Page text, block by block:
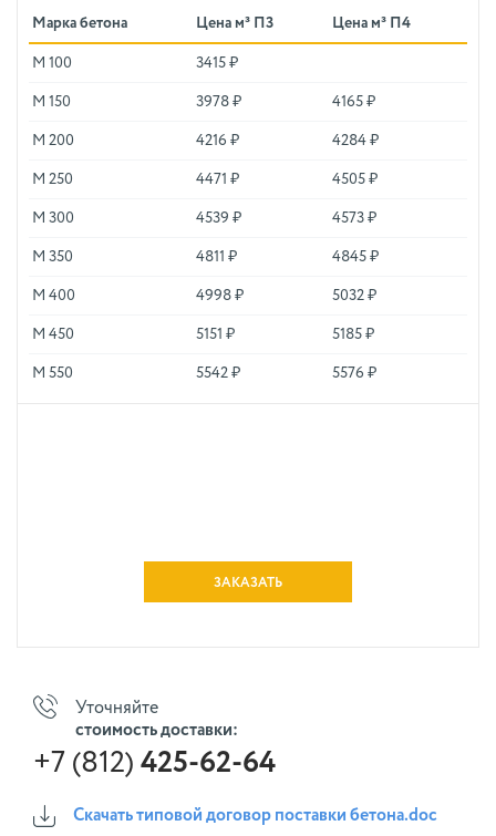
Марка бетона Цена м³ П3 Цена м³ П4
М 100 3415 ₽
М 150 3978 ₽ 4165 ₽
М 200 4216 ₽ 4284 ₽
М 250 4471 ₽ 4505 ₽
М 300 4539 ₽ 4573 ₽
М 350 4811 ₽ 4845 ₽
М 400 4998 ₽ 5032 ₽
М 450 5151 ₽ 5185 ₽
М 550 5542 ₽ 5576 ₽
ЗАКАЗАТЬ
Уточняйте
стоимость доставки:
+7 (812) 425-62-64
Скачать типовой договор поставки бетона.doc